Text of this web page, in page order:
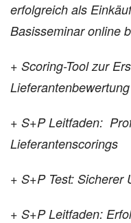
erfolgreich als
Basisseminar online
+ Scoring-Tool zur
Lieferantenbewertung
+ S+P Leitfaden:
Lieferantenscorings
+ S+P Test: Sicherer
+ S+P Leitfaden: